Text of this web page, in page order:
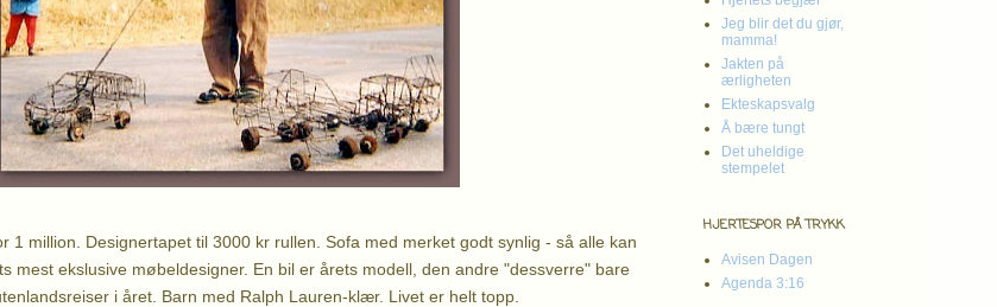
1 million. Designertapet til 3000 kr rullen. Sofa med merket godt synlig - så alle kan
mest ekslusive møbeldesigner. En bil er årets modell, den andre "dessverre" bare
i året. Barn med Ralph Lauren-klær. Livet er helt topp.
Jeg blir det du gjør,
mamma!
Jakten på
ærligheten
Ekteskapsvalg
Å bære tungt
Det uheldige
stempelet
HJERTESPOR PÅ TRYKK
Avisen Dagen
Agenda 3:16